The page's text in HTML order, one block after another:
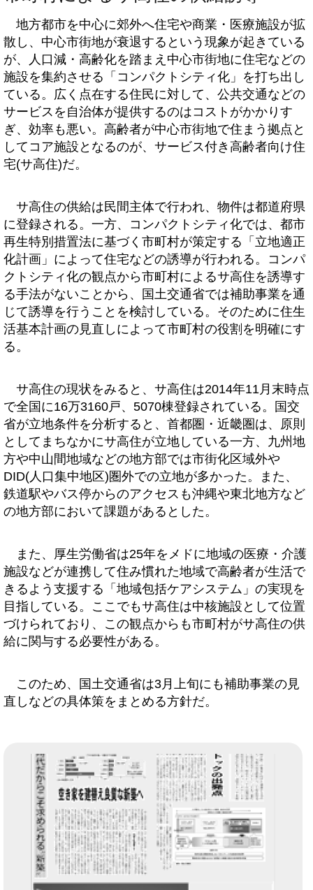
地方都市を中心に郊外へ住宅や商業・医療施設が拡
散し、中心市街地が衰退するという現象が起きている
が、人口減・高齢化を踏まえ中心市街地に住宅などの
施設を集約させる「コンパクトシティ化」を打ち出し
ている。広く点在する住民に対して、公共交通などの
サービスを自治体が提供するのはコストがかかりす
ぎ、効率も悪い。高齢者が中心市街地で住まう拠点と
してコア施設となるのが、サービス付き高齢者向け住
宅(サ高住)だ。
サ高住の供給は民間主体で行われ、物件は都道府県
に登録される。一方、コンパクトシティ化では、都市
再生特別措置法に基づく市町村が策定する「立地適正
化計画」によって住宅などの誘導が行われる。コンパ
クトシティ化の観点から市町村によるサ高住を誘導す
る手法がないことから、国土交通省では補助事業を通
じて誘導を行うことを検討している。そのために住生
活基本計画の見直しによって市町村の役割を明確にす
る。
サ高住の現状をみると、サ高住は2014年11月末時点
で全国に16万3160戸、5070棟登録されている。国交
省が立地条件を分析すると、首都圏・近畿圏は、原則
としてまちなかにサ高住が立地している一方、九州地
方や中山間地域などの地方部では市街化区域外や
DID(人口集中地区)圏外での立地が多かった。また、
鉄道駅やバス停からのアクセスも沖縄や東北地方など
の地方部において課題があるとした。
また、厚生労働省は25年をメドに地域の医療・介護
施設などが連携して住み慣れた地域で高齢者が生活で
きるよう支援する「地域包括ケアシステム」の実現を
目指している。ここでもサ高住は中核施設として位置
づけられており、この観点からも市町村がサ高住の供
給に関与する必要性がある。
このため、国土交通省は3月上旬にも補助事業の見
直しなどの具体策をまとめる方針だ。